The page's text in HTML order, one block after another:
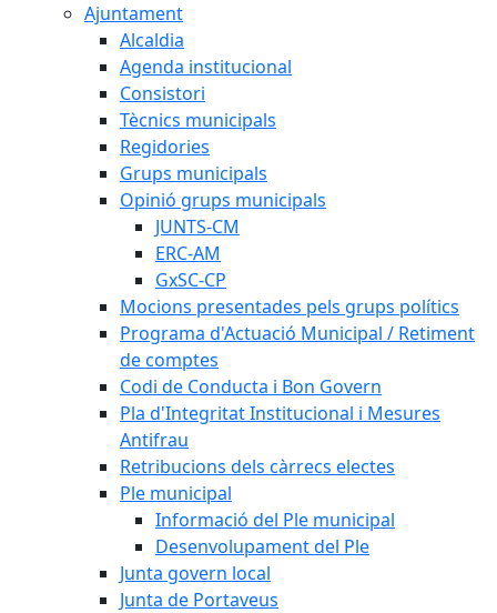
Ajuntament
Alcaldia
Agenda institucional
Consistori
Tècnics municipals
Regidories
Grups municipals
Opinió grups municipals
JUNTS-CM
ERC-AM
GxSC-CP
Mocions presentades pels grups polítics
Programa d'Actuació Municipal / Retiment
de comptes
Codi de Conducta i Bon Govern
Pla d'Integritat Institucional i Mesures
Antifrau
Retribucions dels càrrecs electes
Ple municipal
Informació del Ple municipal
Desenvolupament del Ple
Junta govern local
Junta de Portaveus